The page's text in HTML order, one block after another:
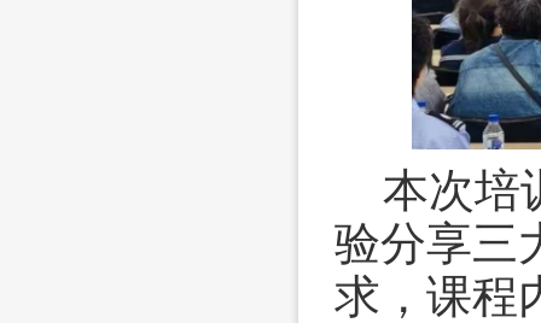
本次培
验分享三
求，课程